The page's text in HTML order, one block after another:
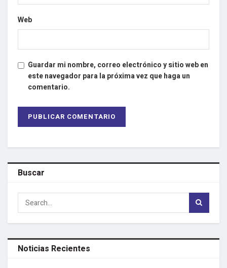
Web
Guardar mi nombre, correo electrónico y sitio web en
este navegador para la próxima vez que haga un
comentario.
Buscar
Noticias Recientes